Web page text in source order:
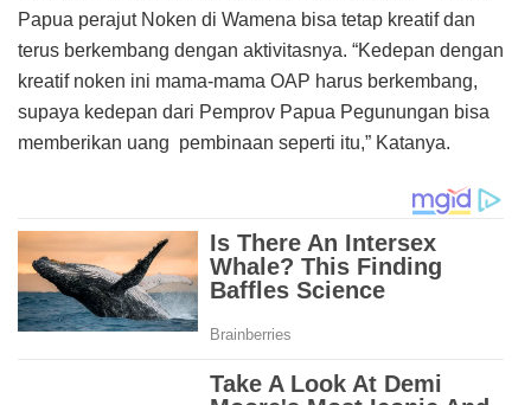
Papua perajut Noken di Wamena bisa tetap kreatif dan
terus berkembang dengan aktivitasnya. “Kedepan dengan
kreatif noken ini mama-mama OAP harus berkembang,
supaya kedepan dari Pemprov Papua Pegunungan bisa
memberikan uang pembinaan seperti itu,” Katanya.